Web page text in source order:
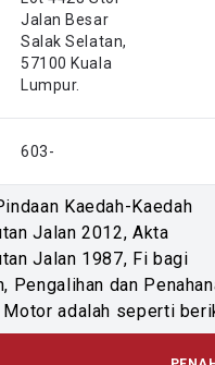
Jalan Besar
Salak Selatan,
57100 Kuala
Lumpur.
603-
Kaedah-Kaedah
Jalan 2012, Akta
Jalan 1987, Fi bagi
Pengalihan dan
Motor adalah seperti